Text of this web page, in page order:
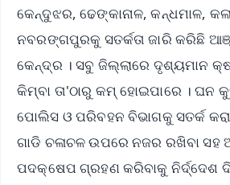
କେନ୍ଦୁଝର, ଢେଙ୍କାନାଳ, କନ୍ଧମାଳ,
ନବରଙ୍ଗପୁରକୁ ସତର୍କତା ଜାରି କରିଛି
କେନ୍ଦ୍ର । ସବୁ ଜିଲ୍ଲାରେ ଦୃଶ୍ୟମାନ
କିମ୍ବା ତା'ଠାରୁ କମ୍ ହୋଇପାରେ । ଘନ
ପୋଲିସ ଓ ପରିବହନ ବିଭାଗକୁ ସତର୍କ
ଗାଡି ଚଳାଚଳ ଉପରେ ନଜର ରଖିବା
ପଦକ୍ଷେପ ଗ୍ରହଣ କରିବାକୁ ନିର୍ଦ୍ଦେଶ